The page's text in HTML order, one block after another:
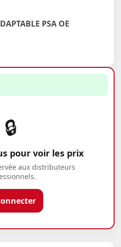
PSA OE
🔒
pour voir les prix
aux distributeurs